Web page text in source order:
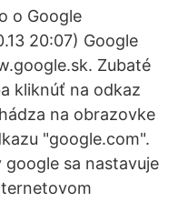
o Google
20:07) Google
Zubaté
kliknúť na odkaz
na obrazovke
"google.com".
sa nastavuje